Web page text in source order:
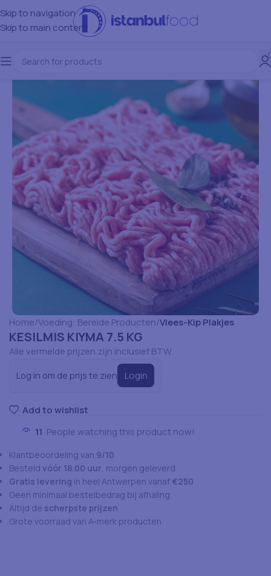
Skip to navigation
Skip to main content
Home Voeding: Bereide Producten Vlees-Kip Plakjes
KESILMIS KIYMA 7.5 KG
Alle vermelde prijzen zijn inclusief BTW.
Log in om de prijs te zien Login
Add to wishlist
11 People watching this product now!
Klantbeoordeling van 9/10
Besteld vóór 18.00 uur, morgen geleverd
Gratis levering in heel Antwerpen vanaf €250
Geen minimaal bestelbedrag bij afhaling
Altijd de scherpste prijzen
Grote voorraad van A-merk producten